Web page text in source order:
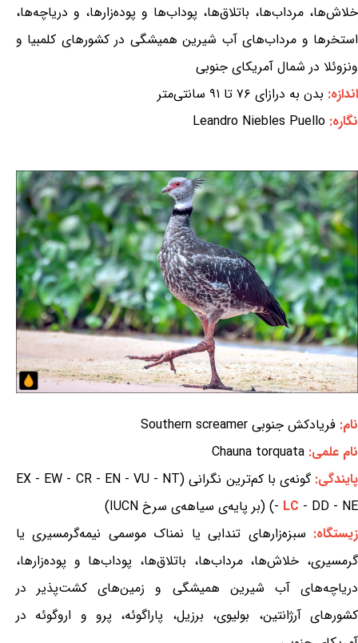
خلاش‌ها، مرداب‌ها، باتلاق‌ها، پوداب‌ها و پوده‌زارها، و دریاچه‌ها،
استخرها و مرداب‌های آب شیرین همیشگی در کشورهای کلمبیا و
ونزوئلا در شمال آمریکای جنوبی
اندازه: بدن به درازای ۷۶ تا ۹۱ سانتی‌متر
نگاره: Leandro Niebles Puello
نام: فریادکش جنوبی Southern screamer
نام علمی: Chauna torquata
پایندگی:
گونه‌ی با کم‌ترین نگرانی (EX - EW - CR - EN - VU - NT
- LC - DD - NE) (بر پایه‌ی سیاهه‌ی سرخ IUCN)
زیستگاه: سبزه‌زارهای تندابی یا نمناک موسمی نیمه‌گرمسیری یا
گرمسیری، خلاش‌ها، مرداب‌ها، باتلاق‌ها، پوداب‌ها و پوده‌زارها،
دریاچه‌های آب شیرین همیشگی و زمین‌های کشت‌پذیر در
کشورهای آرژانتین، بولیوی، برزیل، پاراگوئه، پرو و ​​اروگوئه در